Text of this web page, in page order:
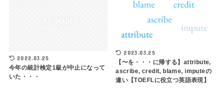
2022.03.25
今年の統計検定1級が中止になって
いた・・・
2023.03.25
【〜を・・・に帰する】attribute,
ascribe, credit, blame, imputeの
違い【TOEFLに役立つ英語表現】